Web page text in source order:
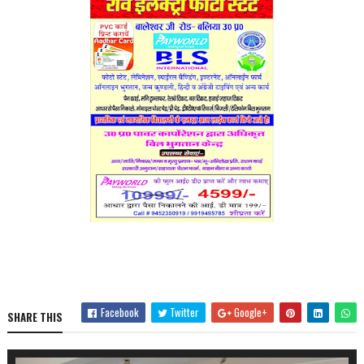
SHARE THIS Facebook Twitter Google+